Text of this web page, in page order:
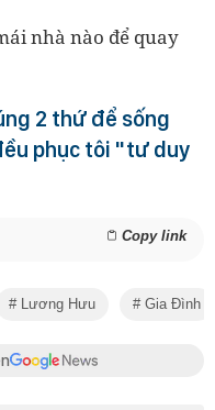
nhà nào để quay
2 thứ để sống
phục tôi "tư duy
Copy link
Lương Hưu Gia Đình